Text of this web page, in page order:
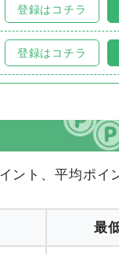
登録はコチラ
登録はコチラ